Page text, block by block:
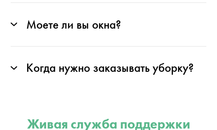
Моете ли вы окна?
Когда нужно заказывать уборку?
Живая служба поддержки